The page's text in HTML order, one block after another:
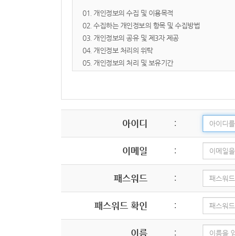
② 교회는 다음 각 호에 해당하는 신청에 대하여는 승낙
- 타인의 명의를 도용하여 신청한 경우
- 등록 내용에 허위, 기재 누락, 오기가 있는 경우
- 교회의 신앙적 목적이나 정체성에 반하는 의도를 가진
제 5 조 (서비스의 제공 및 중단)
② 제1항에 의한 서비스 중단의 경우, 교회는 공지사항
제 6 조 (회원 ID 및 비밀번호 관리)
① 회원의 ID와 비밀번호에 관한 관리 책임은 회원 본
② 자신의 ID가 부정하게 사용된 경우, 회원은 반드시
제 3 장 의무와 저작권
이용자는 다음 각 호의 행위를 하여서는 안 됩니다.
01. 개인정보의 수집 및 이용목적
02. 수집하는 개인정보의 항목 및 수집방법
03. 개인정보의 공유 및 제3자 제공
04. 개인정보 처리의 위탁
05. 개인정보의 처리 및 보유기간
08. 개인정보 자동 수집 장치의 설치/ 운영 및 거부에
09. 개인정보의 기술적/ 관리적 보호 대책
10. 개인정보관리책임자 및 담당자의 연락처
11. 개인정보 열람청구 처리 부서
12. 고정형 영상정보처리기기(CCTV) 운영·관리
14. 개인정보 처리방침의 변경에 관한 사항
진주교회
는 다음의 목적을 위하여 개인정보를 처리합
제18조에 따라 별도의 동의를 받는 등 필요한 조치를
아이디 :
이메일 :
패스워드 :
패스워드 확인 :
이름 :